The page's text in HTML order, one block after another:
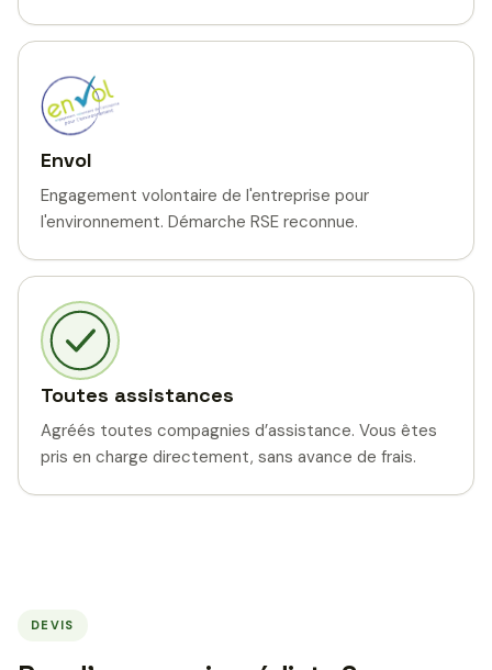
Envol
Engagement volontaire de l'entreprise pour
l'environnement. Démarche RSE reconnue.
Toutes assistances
Agréés toutes compagnies d’assistance. Vous êtes
pris en charge directement, sans avance de frais.
DEVIS